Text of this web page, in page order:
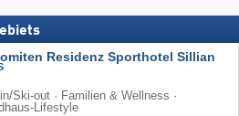
Residenz Sporthotel Sillian
Ski-out · Familien & Wellness ·
Lifestyle